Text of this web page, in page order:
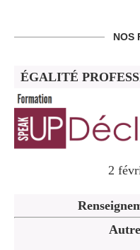
NOS
ÉGALITÉ
2